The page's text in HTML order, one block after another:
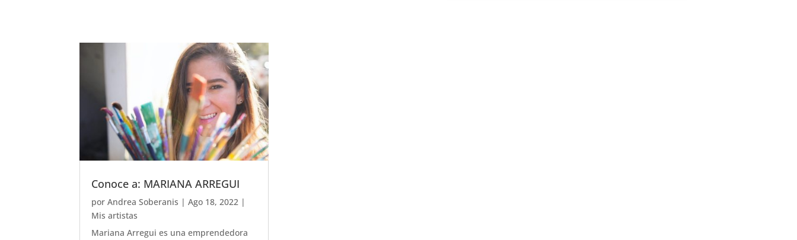
Conoce a: MARIANA ARREGUI
porAndrea Soberanis |Ago 18, 2022 |
Mis artistas
Mariana Arregui es una emprendedora